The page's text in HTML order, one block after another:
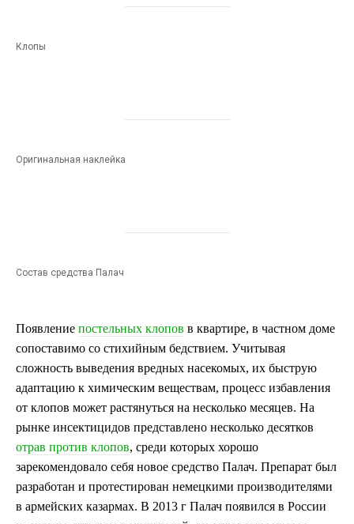
Клопы
Оригинальная наклейка
Состав средства Палач
Появление постельных клопов в квартире, в частном доме
сопоставимо со стихийным бедствием. Учитывая
сложность выведения вредных насекомых, их быструю
адаптацию к химическим веществам, процесс избавления
от клопов может растянуться на несколько месяцев. На
рынке инсектицидов представлено несколько десятков
отрав против клопов, среди которых хорошо
зарекомендовало себя новое средство Палач. Препарат был
разработан и протестирован немецкими производителями
в армейских казармах. В 2013 г Палач появился в России